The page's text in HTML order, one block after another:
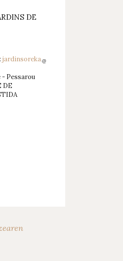
DE
jardinsoreka
Pessarou
DE